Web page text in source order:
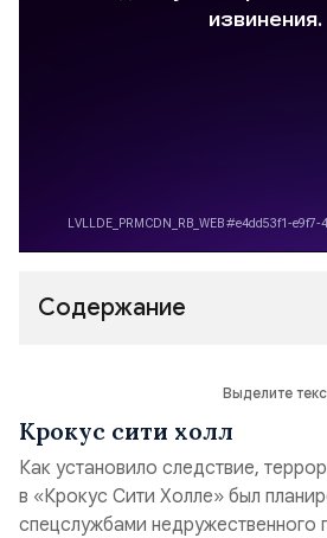
Содержание
Выделите
Крокус сити холл
Как установило следствие,
в «Крокус Сити Холле» был
спецслужбами недружественного